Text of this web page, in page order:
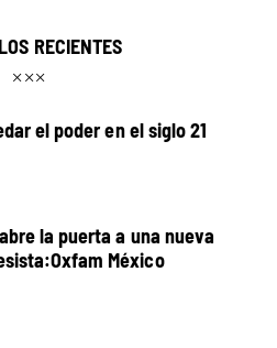
RECIENTES
el poder en el siglo 21
la puerta a una nueva
México